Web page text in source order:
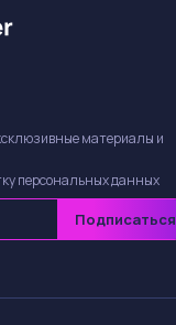
материалы и
персональных данных
Подписаться